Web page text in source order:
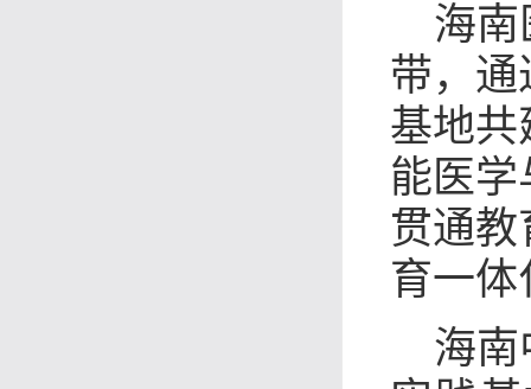
海南
带，通
基地共
能医
贯通
育一体
海南